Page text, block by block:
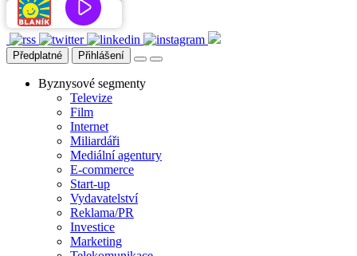
Předplatné Přihlášení
Byznysové segmenty
Televize
Film
Internet
Miliardáři
Mediální agentury
E-commerce
Start-up
Vydavatelství
Reklama/PR
Investice
Marketing